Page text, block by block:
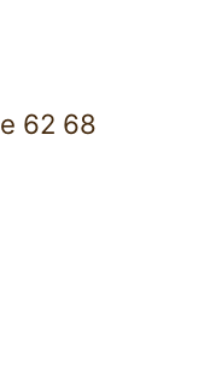
62 68